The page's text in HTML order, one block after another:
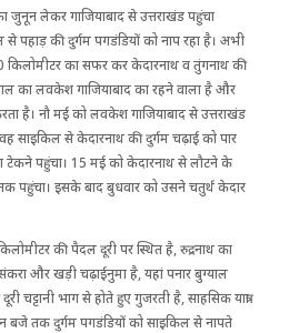
जुनून लेकर गाजियाबाद से उत्तराखंड पहुंचा
पहाड़ की दुर्गम पग‌‌डंडियों को नाप रहा है। अभी
का सफर कर केदारनाथ व तुंगनाथ की
साल का लवकेश गाजियाबाद का रहने वाला है और
है। नौ मई को लवकेश गाजियाबाद से उत्तराखंड
वह साइकिल से केदारनाथ की दुर्गम चढ़ाई को पार
टेकने पहुंचा। 15 मई को केदारनाथ से लौटने के
पहुंचा। इसके बाद बुधवार को उसने चतुर्थ केदार
की पैदल दूरी पर स्थित है, रुद्रनाथ का
और खड़ी चढ़ाईनुमा है, यहां पनार बुग्याल
चट्टानी भाग से होते हुए गुजरती है, साहसिक यात्रा
बजे तक दुर्गम पगडंडियों को साइकिल से नापते